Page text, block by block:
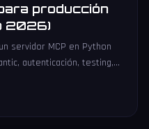
producción
2026)
servidor MCP en Python
autenticación, testing,